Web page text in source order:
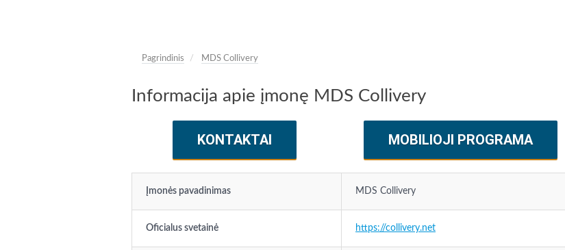
Pagrindinis MDS Collivery
Informacija apie įmonę MDS Collivery
KONTAKTAI MOBILIOJI PROGRAMA
Įmonės pavadinimas MDS Collivery
Oficialus svetainė https://collivery.net